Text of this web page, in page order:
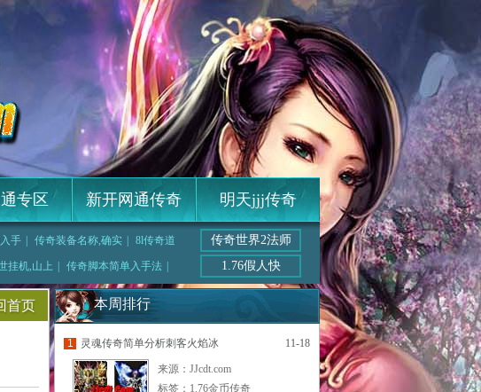
专区 新开网通传奇 明天jjj传奇
手 传奇装备名称,确实
8l传奇道
挂机,山上 传奇脚本简单入手法
传奇世界2法师
1.76假人快
首页 本周排行
11-18
1 灵魂传奇简单分析刺客火焰冰
来源：JJcdt.com
标签： 1.76金币传奇